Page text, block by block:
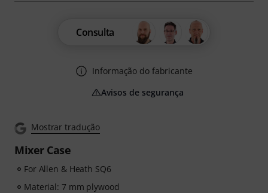
Mostrar tradução
Mixer Case
For Allen & Heath SQ6
Material: 7 mm plywood
Consulta
Informação do fabricante
Avisos de segurança